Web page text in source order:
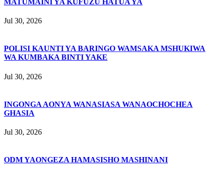
Jul 30, 2026
POLISI KAUNTI YA BARINGO WAMSAKA MSHUKIWA
WA KUMBAKA BINTI YAKE
Jul 30, 2026
INGONGA AONYA WANASIASA WANAOCHOCHEA
GHASIA
Jul 30, 2026
ODM YAONGEZA HAMASISHO MASHINANI